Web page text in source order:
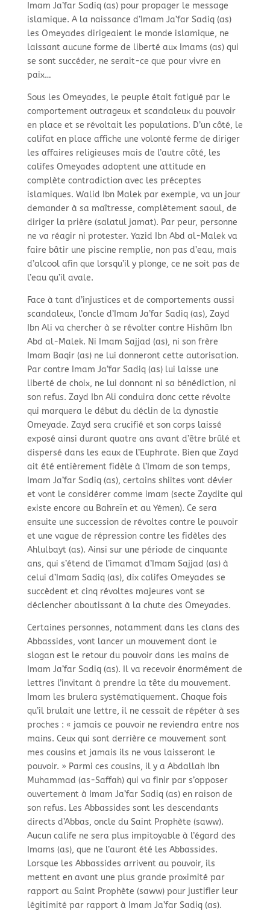
Imam Ja’far Sadiq (as) pour propager le message
islamique. A la naissance d’Imam Ja’far Sadiq (as)
les Omeyades dirigeaient le monde islamique, ne
laissant aucune forme de liberté aux Imams (as) qui
se sont succéder, ne serait-ce que pour vivre en
paix…
Sous les Omeyades, le peuple était fatigué par le
comportement outrageux et scandaleux du pouvoir
en place et se révoltait les populations. D’un côté, le
califat en place affiche une volonté ferme de diriger
les affaires religieuses mais de l’autre côté, les
califes Omeyades adoptent une attitude en
complète contradiction avec les préceptes
islamiques. Walid Ibn Malek par exemple, va un jour
demander à sa maîtresse, complètement saoul, de
diriger la prière (salatul jamat). Par peur, personne
ne va réagir ni protester. Yazid Ibn Abd al-Malek va
faire bâtir une piscine remplie, non pas d’eau, mais
d’alcool afin que lorsqu’il y plonge, ce ne soit pas de
l’eau qu’il avale.
Face à tant d’injustices et de comportements aussi
scandaleux, l’oncle d’Imam Ja’far Sadiq (as), Zayd
Ibn Ali va chercher à se révolter contre Hishâm Ibn
Abd al-Malek. Ni Imam Sajjad (as), ni son frère
Imam Baqir (as) ne lui donneront cette autorisation.
Par contre Imam Ja’far Sadiq (as) lui laisse une
liberté de choix, ne lui donnant ni sa bénédiction, ni
son refus. Zayd Ibn Ali conduira donc cette révolte
qui marquera le début du déclin de la dynastie
Omeyade. Zayd sera crucifié et son corps laissé
exposé ainsi durant quatre ans avant d’être brûlé et
dispersé dans les eaux de l’Euphrate. Bien que Zayd
ait été entièrement fidèle à l’Imam de son temps,
Imam Ja’far Sadiq (as), certains shiites vont dévier
et vont le considérer comme imam (secte Zaydite qui
existe encore au Bahreïn et au Yémen). Ce sera
ensuite une succession de révoltes contre le pouvoir
et une vague de répression contre les fidèles des
Ahlulbayt (as). Ainsi sur une période de cinquante
ans, qui s’étend de l’imamat d’Imam Sajjad (as) à
celui d’Imam Sadiq (as), dix califes Omeyades se
succèdent et cinq révoltes majeures vont se
déclencher aboutissant à la chute des Omeyades.
Certaines personnes, notamment dans les clans des
Abbassides, vont lancer un mouvement dont le
slogan est le retour du pouvoir dans les mains de
Imam Ja’far Sadiq (as). Il va recevoir énormément de
lettres l’invitant à prendre la tête du mouvement.
Imam les brulera systématiquement. Chaque fois
qu’il brulait une lettre, il ne cessait de répéter à ses
proches : « jamais ce pouvoir ne reviendra entre nos
mains. Ceux qui sont derrière ce mouvement sont
mes cousins et jamais ils ne vous laisseront le
pouvoir. » Parmi ces cousins, il y a Abdallah Ibn
Muhammad (as-Saffah) qui va finir par s’opposer
ouvertement à Imam Ja’far Sadiq (as) en raison de
son refus. Les Abbassides sont les descendants
directs d’Abbas, oncle du Saint Prophète (saww).
Aucun calife ne sera plus impitoyable à l’égard des
Imams (as), que ne l’auront été les Abbassides.
Lorsque les Abbassides arrivent au pouvoir, ils
mettent en avant une plus grande proximité par
rapport au Saint Prophète (saww) pour justifier leur
légitimité par rapport à Imam Ja’far Sadiq (as).